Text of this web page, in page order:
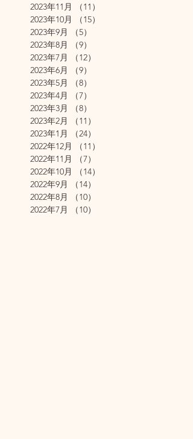
2023年11月
（11）
2023年10月
（15）
2023年9月
（5）
2023年8月
（9）
2023年7月
（12）
2023年6月
（9）
2023年5月
（8）
2023年4月
（7）
2023年3月
（8）
2023年2月
（11）
2023年1月
（24）
2022年12月
（11）
2022年11月
（7）
2022年10月
（14）
2022年9月
（14）
2022年8月
（10）
2022年7月
（10）